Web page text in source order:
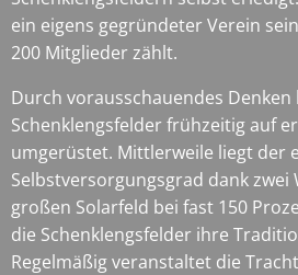
ein eigens gegründeter Verein
200 Mitglieder zählt.
Durch vorausschauendes Denken
Schenklengsfelder frühzeitig auf
umgerüstet. Mittlerweile liegt der
Selbstversorgungsgrad dank
großen Solarfeld bei fast 150
die Schenklengsfelder ihre
Regelmäßig veranstaltet die